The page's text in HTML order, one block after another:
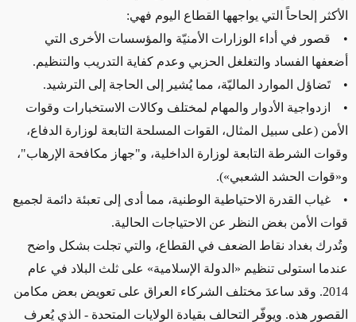
الأكثر إلحاحاً التي يواجهها القطاع اليوم فهي:
• قصور في أداء الوزارات الأمنيّة والمؤسسات الأخرى التي
أضعفها الفساد والتغلغل الحزبي وعدم كفاية التدريب والتنظيم.
• تَضاؤل الموارد الماليّة، مما يُشير إلى الحاجة إلى الترشيد.
• ازدواجية الأدوار والمهام لمختلف وكالات الاستخبارات وقوات
الأمن (على سبيل المثال، القوات المسلحة التابعة لوزارة الدفاع،
وقوات الشرطة التابعة لوزارة الداخلية، و"جهاز مكافحة الإرهاب"،
و«قوات الحشد الشعبي»).
• غياب القدرة الاحتياطية الوطنية، مما أدى إلى تعبئة دائمة لجميع
قوات الأمن بغض النظر عن الاحتياجات الحالية.
وتُدرك بغداد نقاط الضعف في القطاع، والتي تجلت بشكل واضح
عندما استولى تنظيم «الدولة الإسلامية» على ثلث البلاد في عام
2014. وقد ساعدَ مختلف الشركاء العراق على تعويض بعض مكامن
القصور هذه. ويوفّر التحالف بقيادة الولايات المتحدة - الذي يُعرف